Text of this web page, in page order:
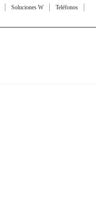
Soluciones W
Teléfonos